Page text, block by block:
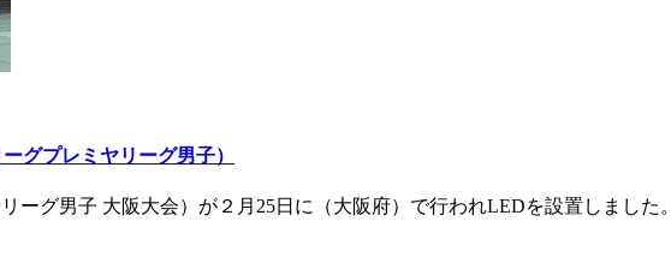
グプレミヤリーグ男子）
ーグ男子 大阪大会）が２月25日に（大阪府）で行われLEDを設置しました。